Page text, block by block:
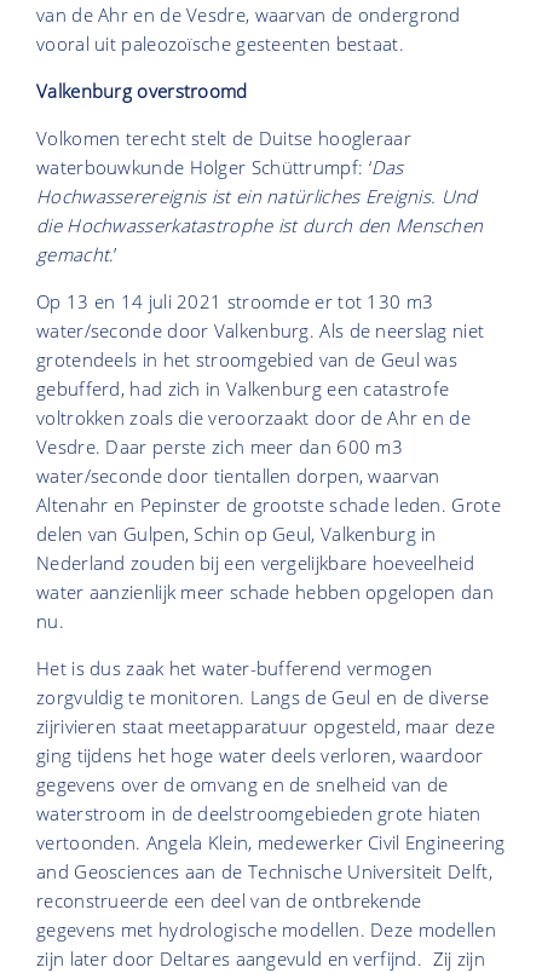
van de Ahr en de Vesdre, waarvan de ondergrond
vooral uit paleozoïsche gesteenten bestaat.
Valkenburg overstroomd
Volkomen terecht stelt de Duitse hoogleraar
waterbouwkunde Holger Schüttrumpf: ‘Das
Hochwasserereignis ist ein natürliches Ereignis. Und
die Hochwasserkatastrophe ist durch den Menschen
gemacht.’
Op 13 en 14 juli 2021 stroomde er tot 130 m3
water/seconde door Valkenburg. Als de neerslag niet
grotendeels in het stroomgebied van de Geul was
gebufferd, had zich in Valkenburg een catastrofe
voltrokken zoals die veroorzaakt door de Ahr en de
Vesdre. Daar perste zich meer dan 600 m3
water/seconde door tientallen dorpen, waarvan
Altenahr en Pepinster de grootste schade leden. Grote
delen van Gulpen, Schin op Geul, Valkenburg in
Nederland zouden bij een vergelijkbare hoeveelheid
water aanzienlijk meer schade hebben opgelopen dan
nu.
Het is dus zaak het water-bufferend vermogen
zorgvuldig te monitoren. Langs de Geul en de diverse
zijrivieren staat meetapparatuur opgesteld, maar deze
ging tijdens het hoge water deels verloren, waardoor
gegevens over de omvang en de snelheid van de
waterstroom in de deelstroomgebieden grote hiaten
vertoonden. Angela Klein, medewerker Civil Engineering
and Geosciences aan de Technische Universiteit Delft,
reconstrueerde een deel van de ontbrekende
gegevens met hydrologische modellen. Deze modellen
zijn later door Deltares aangevuld en verfijnd. Zij zijn